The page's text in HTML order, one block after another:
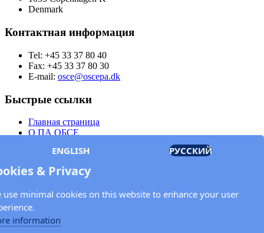
Denmark
Контактная информация
Tel: +45 33 37 80 40
Fax: +45 33 37 80 30
E-mail: osce@oscepa.dk
Быстрые ссылки
Главная страница
О ПА ОБСЕ
Члены
Документы
OSCE.org
Контактная информация
Свяжитесь с Парламентской ассамблеей ОБСЕ
ENGLISH РУССКИЙ
& Privacy
use minimal cookies on this website to enhance your user
information